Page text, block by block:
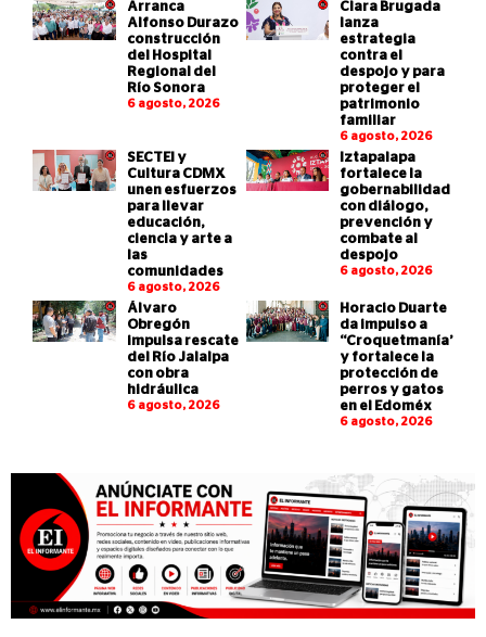
Arranca
Alfonso Durazo
construcción
del Hospital
Regional del
Río Sonora
6 agosto, 2026
Clara Brugada
lanza
estrategia
contra el
despojo y para
proteger el
patrimonio
familiar
6 agosto, 2026
SECTEI y
Cultura CDMX
unen esfuerzos
para llevar
educación,
ciencia y arte a
las
comunidades
6 agosto, 2026
Iztapalapa
fortalece la
gobernabilidad
con diálogo,
prevención y
combate al
despojo
6 agosto, 2026
Álvaro
Obregón
impulsa rescate
del Río Jalalpa
con obra
hidráulica
6 agosto, 2026
Horacio Duarte
da impulso a
“Croquetmanía”
y fortalece la
protección de
perros y gatos
en el Edoméx
6 agosto, 2026